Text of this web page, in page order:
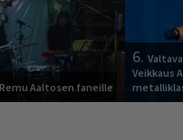
Aaltosen faneille
6.
Veikkaus